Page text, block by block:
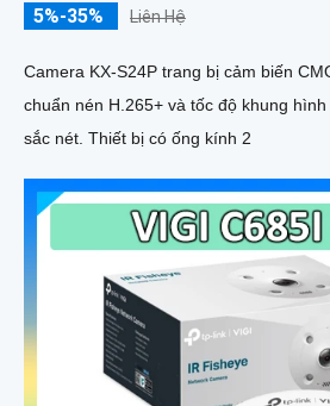
5%-35% Liên Hệ
Camera KX-S24P trang bị cảm biến
chuẩn nén H.265+ và tốc độ khung
sắc nét. Thiết bị có ống kính 2